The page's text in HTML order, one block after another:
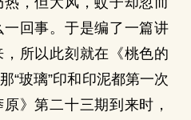
回事。于是编了一篇讲
所以此刻就在《桃色的
“玻璃”印和印泥都第一次
》第二十三期到来时，